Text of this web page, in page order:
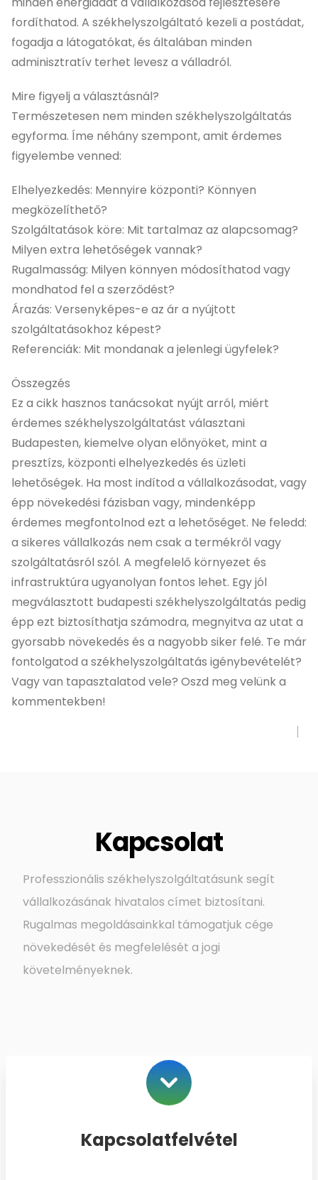
fordíthatod. A székhelyszolgáltató kezeli a postádat,
fogadja a látogatókat, és általában minden
adminisztratív terhet levesz a válladról.
Mire figyelj a választásnál?
Természetesen nem minden székhelyszolgáltatás
egyforma. Íme néhány szempont, amit érdemes
figyelembe venned:
Elhelyezkedés: Mennyire központi? Könnyen
megközelíthető?
Szolgáltatások köre: Mit tartalmaz az alapcsomag?
Milyen extra lehetőségek vannak?
Rugalmasság: Milyen könnyen módosíthatod vagy
mondhatod fel a szerződést?
Árazás: Versenyképes-e az ár a nyújtott
szolgáltatásokhoz képest?
Referenciák: Mit mondanak a jelenlegi ügyfelek?
Összegzés
Ez a cikk hasznos tanácsokat nyújt arról, miért
érdemes székhelyszolgáltatást választani
Budapesten, kiemelve olyan előnyöket, mint a
presztízs, központi elhelyezkedés és üzleti
lehetőségek. Ha most indítod a vállalkozásodat, vagy
épp növekedési fázisban vagy, mindenképp
érdemes megfontolnod ezt a lehetőséget. Ne feledd:
a sikeres vállalkozás nem csak a termékről vagy
szolgáltatásról szól. A megfelelő környezet és
infrastruktúra ugyanolyan fontos lehet. Egy jól
megválasztott budapesti székhelyszolgáltatás pedig
épp ezt biztosíthatja számodra, megnyitva az utat a
gyorsabb növekedés és a nagyobb siker felé. Te már
fontolgatod a székhelyszolgáltatás igénybevételét?
Vagy van tapasztalatod vele? Oszd meg velünk a
kommentekben!
Kapcsolat
Professzionális székhelyszolgáltatásunk segít
vállalkozásának hivatalos címet biztosítani.
Rugalmas megoldásainkkal támogatjuk cége
növekedését és megfelelését a jogi
követelményeknek.
Kapcsolatfelvétel